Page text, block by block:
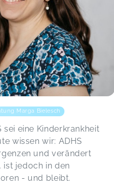
Marga Bielesch
sei eine Kinderkrankheit
wissen wir: ADHS
und verändert
ist jedoch in den
- und bleibt.